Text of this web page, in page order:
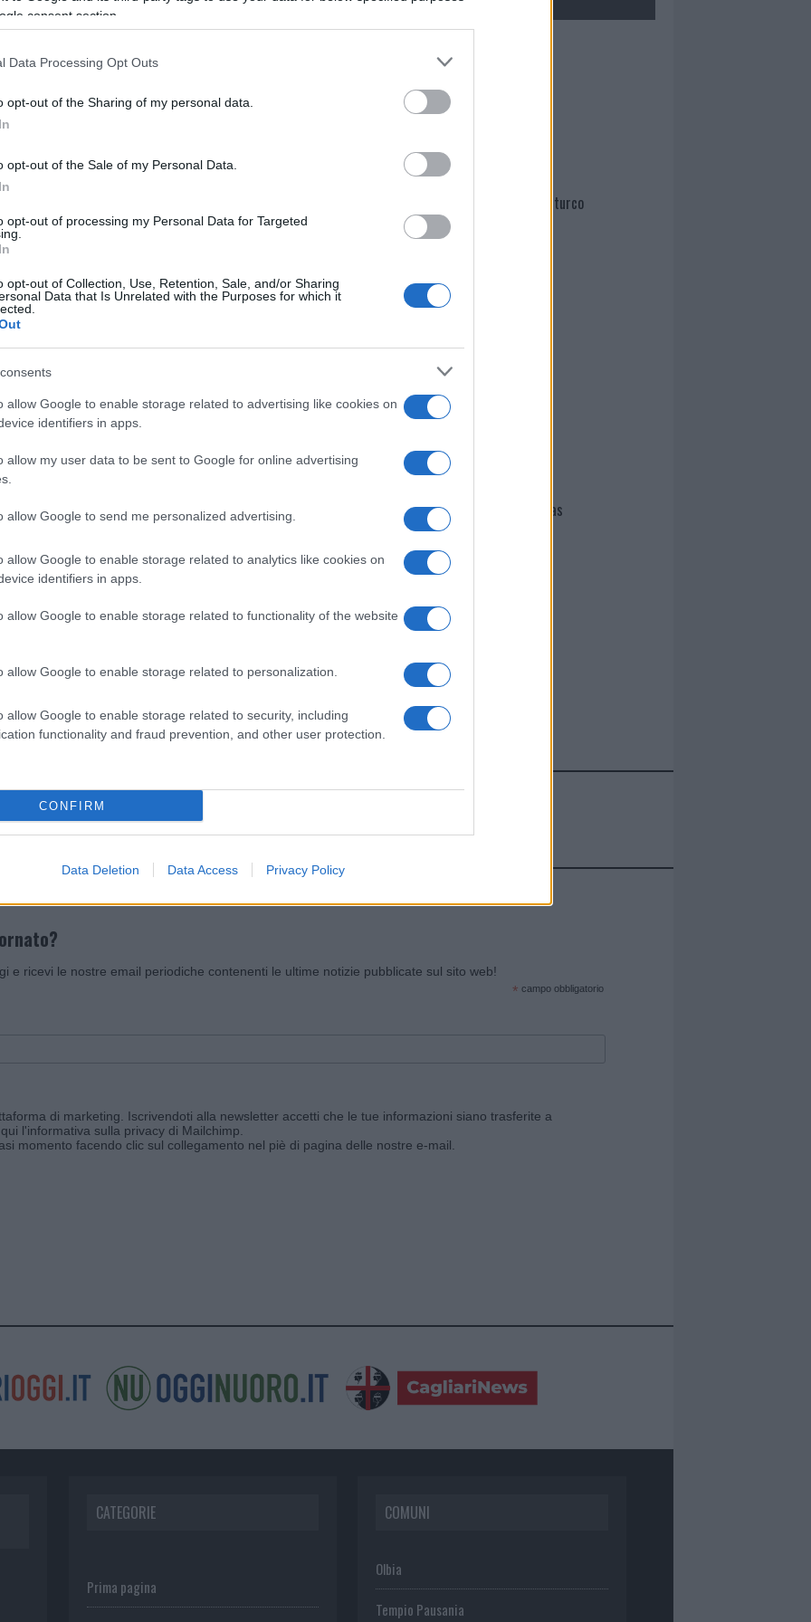
consent section.
Data Processing Opt Outs
opt-out of the Sharing of my personal data.
opt-out of the Sale of my Personal Data.
opt-out of processing my Personal Data for Targeted
opt-out of Collection, Use, Retention, Sale, and/or Sharing
Data that Is Unrelated with the Purposes for which it
allow Google to enable storage related to advertising like cookies on
identifiers in apps.
allow my user data to be sent to Google for online advertising
allow Google to send me personalized advertising.
allow Google to enable storage related to analytics like cookies on
identifiers in apps.
allow Google to enable storage related to functionality of the website
allow Google to enable storage related to personalization.
allow Google to enable storage related to security, including
functionality and fraud prevention, and other user protection.
CONFIRM
Data Deletion Data Access Privacy Policy
nella sezione
Campus Universitario
Cipnes Gallura
Geovillage Docche
di GalluraOggi.it
i tuoi video e le tue foto
+39 345 356 7512
news da
Martina Agostina Diturco
I nostri cari
I nostri cari
Giovannimaria Cabras
Invia un Comunicato Stampa
e ricevi le nostre email periodiche contenenti le ultime notizie pubblicate sul sito web!
* campo obbligatorio
di marketing. Iscrivendoti alla newsletter accetti che le tue informazioni siano trasferite a
l'informativa sulla privacy di Mailchimp
momento facendo clic sul collegamento nel piè di pagina delle nostre e-mail.
CATEGORIE
Prima pagina
COMUNI
Olbia
Tempio Pausania